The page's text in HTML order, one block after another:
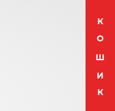
К
О
Ш
И
К